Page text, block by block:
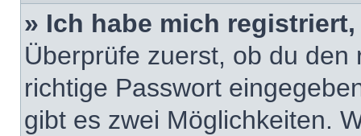
» Ich habe mich
Überprüfe zuerst, ob du
richtige Passwort
gibt es zwei Möglichkeiten.